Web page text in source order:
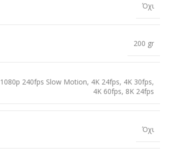
Όχι
200 gr
1080p 240fps Slow Motion, 4K 24fps, 4K 30fps,
4K 60fps, 8K 24fps
Όχι